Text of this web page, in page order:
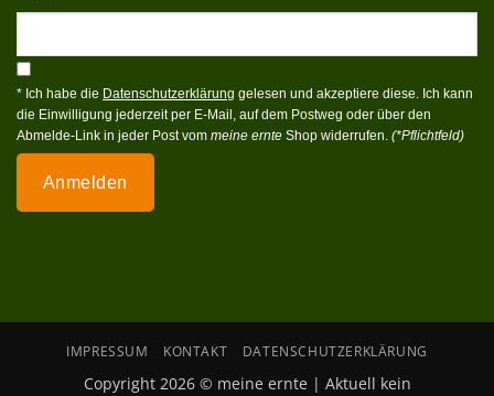
* Ich habe die Datenschutzerklärung gelesen und akzeptiere diese. Ich kann
die Einwilligung jederzeit per E-Mail, auf dem Postweg oder über den
Abmelde-Link in jeder Post vom meine ernte Shop widerrufen. (*Pflichtfeld)
Anmelden
IMPRESSUM KONTAKT DATENSCHUTZERKLÄRUNG
Copyright 2026 © meine ernte | Aktuell kein